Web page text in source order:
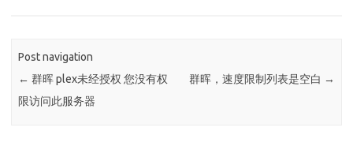
Post navigation
← 群晖 plex未经授权 您没有权
限访问此服务器
群晖，速度限制列表是空白 →